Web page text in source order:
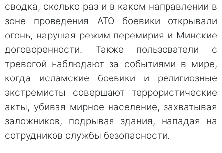
сводка, сколько раз и в каком направлении в
зоне проведения АТО боевики открывали
огонь, нарушая режим перемирия и Минские
договоренности. Также пользователи с
тревогой наблюдают за событиями в мире,
когда исламские боевики и религиозные
экстремисты совершают террористические
акты, убивая мирное население, захватывая
заложников, подрывая здания, нападая на
сотрудников службы безопасности.